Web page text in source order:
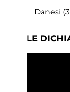
Danesi
LE